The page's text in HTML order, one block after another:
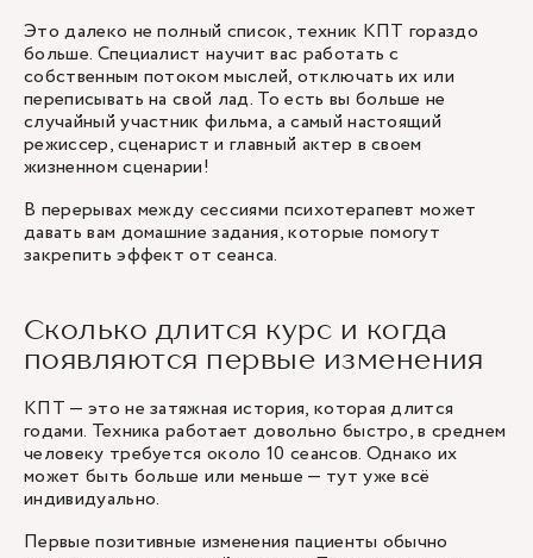
Это далеко не полный список, техник КПТ гораздо
больше. Специалист научит вас работать с
собственным потоком мыслей, отключать их или
переписывать на свой лад. То есть вы больше не
случайный участник фильма, а самый настоящий
режиссер, сценарист и главный актер в своем
жизненном сценарии!
В перерывах между сессиями психотерапевт может
давать вам домашние задания, которые помогут
закрепить эффект от сеанса.
Сколько длится курс и когда
появляются первые изменения
КПТ — это не затяжная история, которая длится
годами. Техника работает довольно быстро, в среднем
человеку требуется около 10 сеансов. Однако их
может быть больше или меньше — тут уже всё
индивидуально.
Первые позитивные изменения пациенты обычно